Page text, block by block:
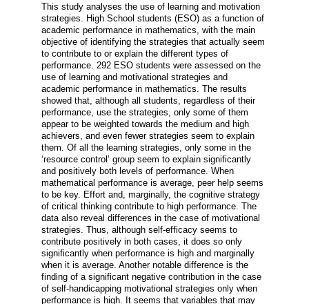
This study analyses the use of learning and motivation
strategies. High School students (ESO) as a function of
academic performance in mathematics, with the main
objective of identifying the strategies that actually seem
to contribute to or explain the different types of
performance. 292 ESO students were assessed on the
use of learning and motivational strategies and
academic performance in mathematics. The results
showed that, although all students, regardless of their
performance, use the strategies, only some of them
appear to be weighted towards the medium and high
achievers, and even fewer strategies seem to explain
them. Of all the learning strategies, only some in the
‘resource control’ group seem to explain significantly
and positively both levels of performance. When
mathematical performance is average, peer help seems
to be key. Effort and, marginally, the cognitive strategy
of critical thinking contribute to high performance. The
data also reveal differences in the case of motivational
strategies. Thus, although self-efficacy seems to
contribute positively in both cases, it does so only
significantly when performance is high and marginally
when it is average. Another notable difference is the
finding of a significant negative contribution in the case
of self-handicapping motivational strategies only when
performance is high. It seems that variables that may